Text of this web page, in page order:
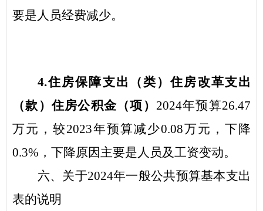
要是人员经费减少。
4.住房保障支出（类）住房改革支出
（款）住房公积金（项） 2024年预算26.47
万元， 较2023年预算减少0.08万元，下降
0.3% ，下降原因主要是人员及工资变动。
六、关于2024年一般公共预算基本支出
表的说明